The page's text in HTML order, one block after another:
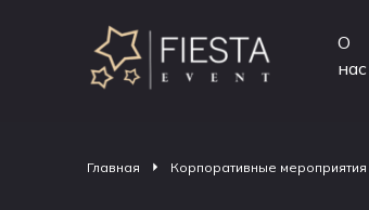
О
нас
Главная Корпоративные мероприятия